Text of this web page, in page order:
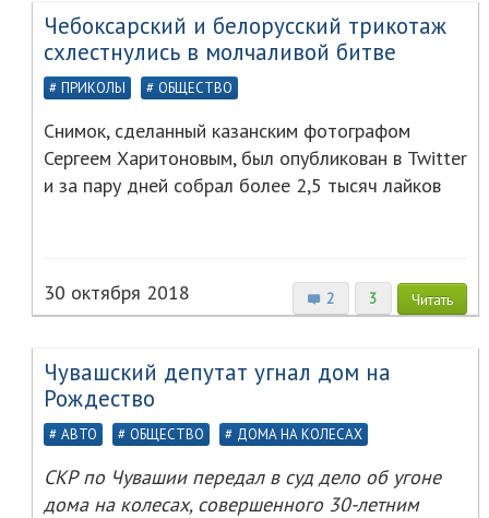
Чебоксарский и белорусский трикотаж
схлестнулись в молчаливой битве
ПРИКОЛЫ ОБЩЕСТВО
Снимок, сделанный казанским фотографом
Сергеем Харитоновым, был опубликован в Twitter
и за пару дней собрал более 2,5 тысяч лайков
2 3 Читать
30 октября 2018
Чувашский депутат угнал дом на
Рождество
АВТО ОБЩЕСТВО ДОМА НА КОЛЕСАХ
СКР по Чувашии передал в суд дело об угоне
дома на колесах, совершенного 30-летним